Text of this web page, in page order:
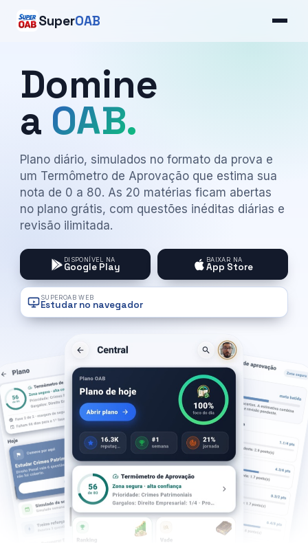
SuperOAB
Domine
a OAB.
Plano diário, simulados no formato da prova e
um Termômetro de Aprovação que estima sua
nota de 0 a 80. As 20 matérias ficam abertas
no plano grátis, com questões inéditas diárias e
revisão ilimitada.
DISPONÍVEL NA
Google Play
BAIXAR NA
App Store
SUPEROAB WEB
Estudar no navegador